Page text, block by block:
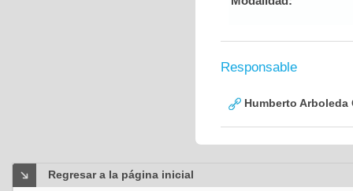
Responsable
Humberto Arboleda
Regresar a la página inicial